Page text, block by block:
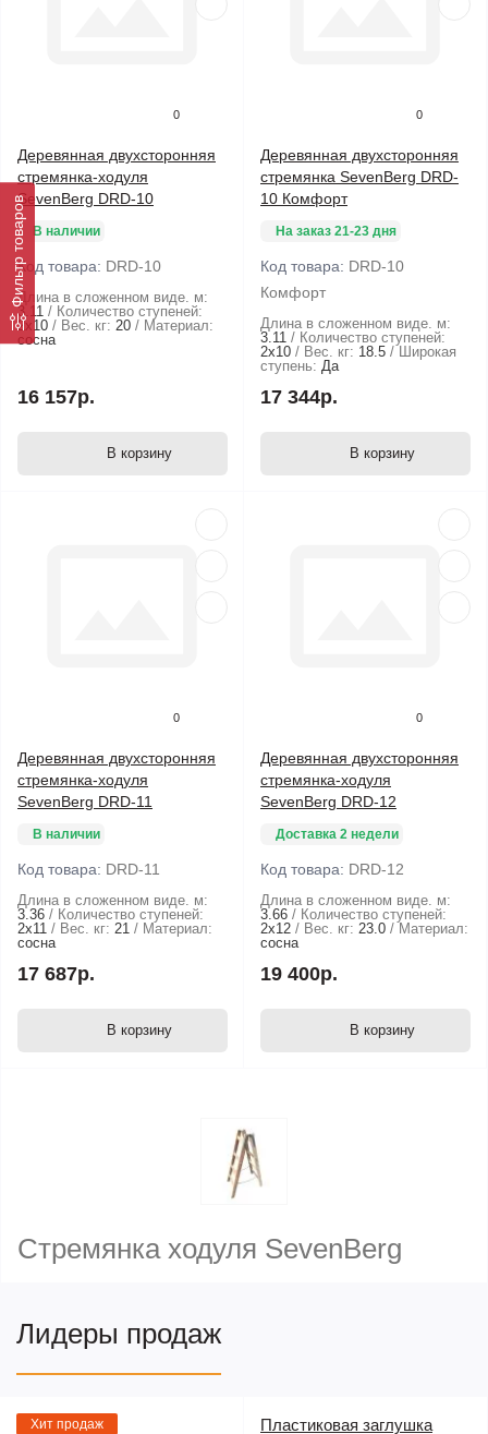
Фильтр товаров
0
Деревянная двухсторонняя
стремянка-ходуля
SevenBerg DRD-10
В наличии
Код товара: DRD-10
Длина в сложенном виде. м:
3.11
Количество ступеней:
2х10
Вес. кг: 20
Материал:
сосна
16 157р.
В корзину
0
Деревянная двухсторонняя
стремянка SevenBerg DRD-
10 Комфорт
На заказ 21-23 дня
Код товара: DRD-10
Комфорт
Длина в сложенном виде. м:
3.11
Количество ступеней:
2х10
Вес. кг: 18.5
Широкая
ступень: Да
17 344р.
В корзину
0
Деревянная двухсторонняя
стремянка-ходуля
SevenBerg DRD-11
В наличии
Код товара: DRD-11
Длина в сложенном виде. м:
3.36
Количество ступеней:
2х11
Вес. кг: 21
Материал:
сосна
17 687р.
В корзину
0
Деревянная двухсторонняя
стремянка-ходуля
SevenBerg DRD-12
Доставка 2 недели
Код товара: DRD-12
Длина в сложенном виде. м:
3.66
Количество ступеней:
2х12
Вес. кг: 23.0
Материал:
сосна
19 400р.
В корзину
Стремянка ходуля SevenBerg
Лидеры продаж
Хит продаж Пластиковая заглушка